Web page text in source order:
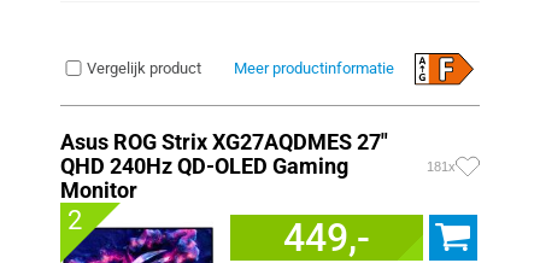
Vergelijk product Meer productinformatie
Asus ROG Strix XG27AQDMES 27"
QHD 240Hz QD-OLED Gaming
Monitor
181x
2 449,-